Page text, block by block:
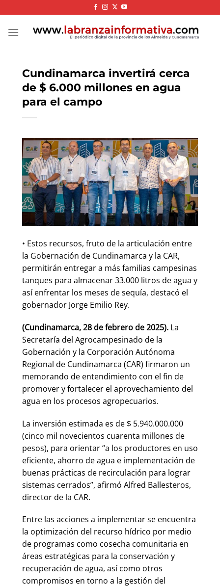
to
content
Cundinamarca invertirá cerca
de $ 6.000 millones en agua
para el campo
• Estos recursos, fruto de la articulación entre
la Gobernación de Cundinamarca y la CAR,
permitirán entregar a más familias campesinas
tanques para almacenar 33.000 litros de agua y
así enfrentar los meses de sequía, destacó el
gobernador Jorge Emilio Rey.
(Cundinamarca, 28 de febrero de 2025). La
Secretaría del Agrocampesinado de la
Gobernación y la Corporación Autónoma
Regional de Cundinamarca (CAR) firmaron un
memorando de entendimiento con el fin de
promover y fortalecer el aprovechamiento del
agua en los procesos agropecuarios.
La inversión estimada es de $ 5.940.000.000
(cinco mil novecientos cuarenta millones de
pesos), para orientar “a los productores en uso
eficiente, ahorro de agua e implementación de
buenas prácticas de recirculación para lograr
sistemas cerrados”, afirmó Alfred Ballesteros,
director de la CAR.
Entre las acciones a implementar se encuentra
la optimización del recurso hídrico por medio
de programas como cosecha comunitaria en
áreas estratégicas para la conservación y
recuperación de agua, así como otros
compromisos en torno a la gestión del